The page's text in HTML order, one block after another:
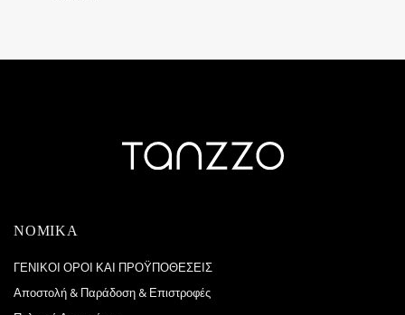
ΝΟΜΙΚΑ
ΓΕΝΙΚΟΙ ΟΡΟΙ ΚΑΙ ΠΡΟΫΠΟΘΕΣΕΙΣ
Αποστολή & Παράδοση & Επιστροφές